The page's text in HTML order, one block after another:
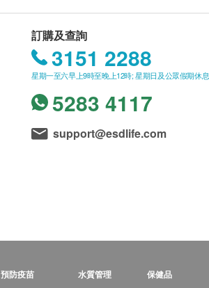
訂購及查詢
3151 2288
星期一至六早上9時至晚上12時; 星期日及公眾假期休息
5283 4117
support@esdlife.com
預防疫苗 水質管理 保健品